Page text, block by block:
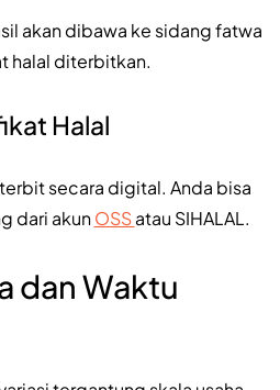
akan dibawa ke sidang fatwa
halal diterbitkan.
Halal
secara digital. Anda bisa
dari akunOSSatau SIHALAL.
dan Waktu